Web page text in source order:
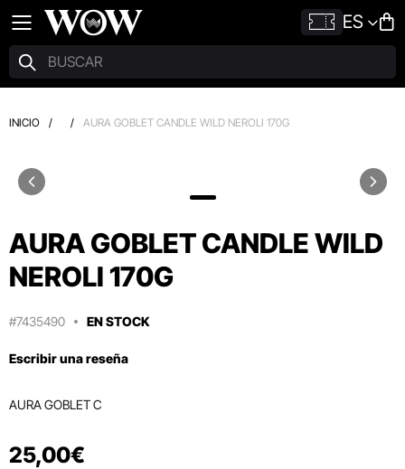
ES
INICIO / / AURA GOBLET CANDLE WILD NEROLI 170G
AURA GOBLET CANDLE WILD
NEROLI 170G
#7435490 EN STOCK
Escribir una reseña
AURA GOBLET C
25,00€